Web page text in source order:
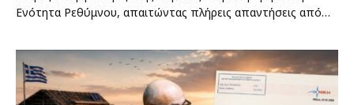
Ενότητα Ρεθύμνου, απαιτώντας πλήρεις απαντήσεις από…